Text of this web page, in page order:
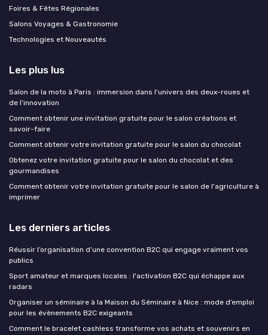
Foires & Fêtes Régionales
Salons Voyages & Gastronomie
Technologies et Nouveautés
Les plus lus
Salon de la moto à Paris : immersion dans l’univers des deux-roues et
de l’innovation
Comment obtenir une invitation gratuite pour le salon créations et
savoir-faire
Comment obtenir votre invitation gratuite pour le salon du chocolat
Obtenez votre invitation gratuite pour le salon du chocolat et des
gourmandises
Comment obtenir votre invitation gratuite pour le salon de l'agriculture à
imprimer
Les derniers articles
Réussir l’organisation d’une convention B2C qui engage vraiment vos
publics
Sport amateur et marques locales : l'activation B2C qui échappe aux
radars
Organiser un séminaire à la Maison du Séminaire à Nice : mode d’emploi
pour les évènements B2C exigeants
Comment le bracelet cashless transforme vos achats et souvenirs en